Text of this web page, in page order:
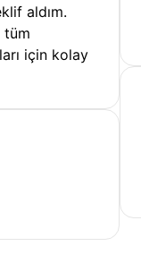
aldım.
tüm
için kolay